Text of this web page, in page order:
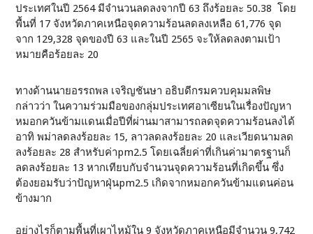
ประเทศในปี 2564 มีจำนวนลดลงจากปี 63 ถึงร้อยละ 50.38 โดย
พื้นที่ 17 จังหวัดภาคเหนือจุดความร้อนลดลงเหลือ 61,776 จุด
จาก 129,328 จุดของปี 63 และในปี 2565 จะให้ลดลงตามเป้า
หมายคือร้อยละ 20
ทางด้านนายอรรถพล เจริญชันษา อธิบดีกรมควบคุมมลพิษ
กล่าวว่า ในความร่วมมือของกลุ่มประเทศอาเซียนในเรื่องปัญหา
หมอกควันข้ามแดนเมื่อปีที่ผ่านมาสามารถลดจุดความร้อนลงได้
อาทิ พม่าลดลงร้อยละ 15, ลาวลดลงร้อยละ 20 และเวียดนามลด
ลงร้อยละ 28 สำหรับค่าpm2.5 โดยเฉลี่ยค่าที่เกินค่ามาตรฐานก็
ลดลงร้อยละ 13 หากเทียบกับจำนวนจุดความร้อนที่เกิดขึ้น ซึ่ง
ต้องยอมรับว่าปัญหาฝุ่นpm2.5 เกิดจากหมอกควันข้ามแดนค่อน
ข้างมาก
อย่างไรก็ตามพื้นที่เผาไหม้ใน 9 จังหวัดภาคเหนือมีจำนวน 9,742